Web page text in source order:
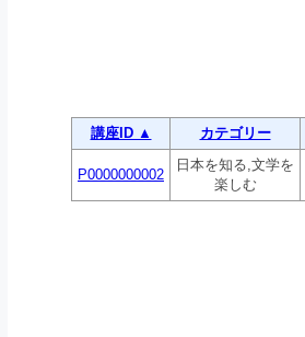
講座ID ▲ カテゴリー
P0000000002
日本を知る,文学を
楽しむ